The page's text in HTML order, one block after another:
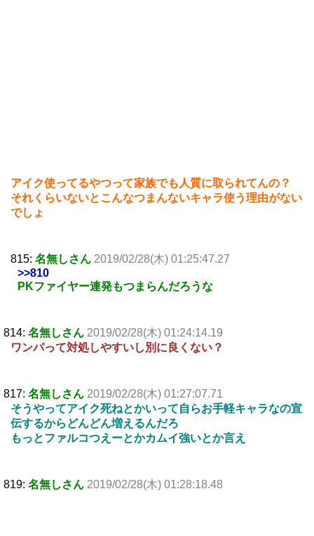
アイク使ってるやつって家族でも人質に取られてんの？
それくらいないとこんなつまんないキャラ使う理由がない
でしょ
815: 名無しさん 2019/02/28(木) 01:25:47.27
>>810
PKファイヤー連発もつまらんだろうな
814: 名無しさん 2019/02/28(木) 01:24:14.19
ワンパって対処しやすいし別に良くない？
817: 名無しさん 2019/02/28(木) 01:27:07.71
そうやってアイク死ねとかいって自らお手軽キャラなの宣
伝するからどんどん増えるんだろ
もっとファルコつえーとかカムイ強いとか言え
819: 名無しさん 2019/02/28(木) 01:28:18.48